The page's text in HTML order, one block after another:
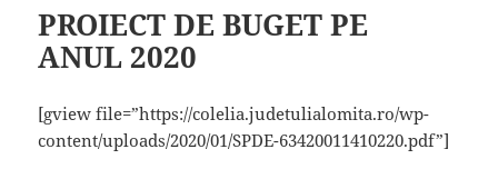
PROIECT DE BUGET PE
ANUL 2020
[gview file=”https://colelia.judetulialomita.ro/wp-
content/uploads/2020/01/SPDE-63420011410220.pdf”]